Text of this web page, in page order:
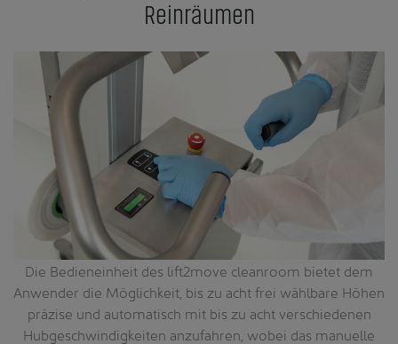
Reinräumen
Die Bedieneinheit des lift2move cleanroom bietet dem
Anwender die Möglichkeit, bis zu acht frei wählbare Höhen
präzise und automatisch mit bis zu acht verschiedenen
Hubgeschwindigkeiten anzufahren, wobei das manuelle